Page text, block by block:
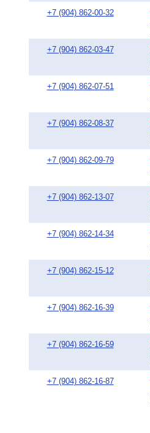
+7 (904) 862-00-32
+7 (904) 862-03-47
+7 (904) 862-07-51
+7 (904) 862-08-37
+7 (904) 862-09-79
+7 (904) 862-13-07
+7 (904) 862-14-34
+7 (904) 862-15-12
+7 (904) 862-16-39
+7 (904) 862-16-59
+7 (904) 862-16-87